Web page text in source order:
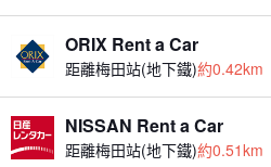
ORIX Rent a Car
距離梅田站(地下鐵)約0.42km
NISSAN Rent a Car
距離梅田站(地下鐵)約0.51km